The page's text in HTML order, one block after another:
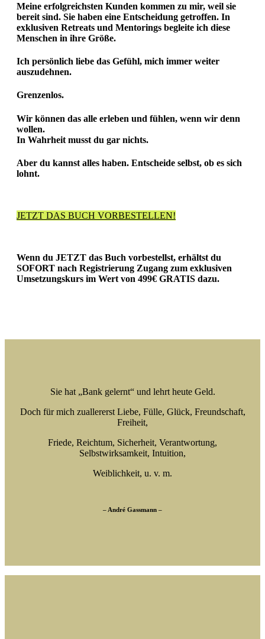
Meine erfolgreichsten Kunden kommen zu mir, weil sie
bereit sind. Sie haben eine Entscheidung getroffen. In
exklusiven Retreats und Mentorings begleite ich diese
Menschen in ihre Größe.
Ich persönlich liebe das Gefühl, mich immer weiter
auszudehnen.
Grenzenlos.
Wir können das alle erleben und fühlen, wenn wir denn
wollen.
In Wahrheit musst du gar nichts.
Aber du kannst alles haben. Entscheide selbst, ob es sich
lohnt.
JETZT DAS BUCH VORBESTELLEN!
Wenn du JETZT das Buch vorbestellst, erhältst du
SOFORT nach Registrierung Zugang zum exklusiven
Umsetzungskurs im Wert von 499€ GRATIS dazu.
Sie hat „Bank gelernt“ und lehrt heute Geld.
Doch für mich zuallererst Liebe, Fülle, Glück, Freundschaft,
Freiheit,
Friede, Reichtum, Sicherheit, Verantwortung,
Selbstwirksamkeit, Intuition,
Weiblichkeit, u. v. m.
– André Gassmann –